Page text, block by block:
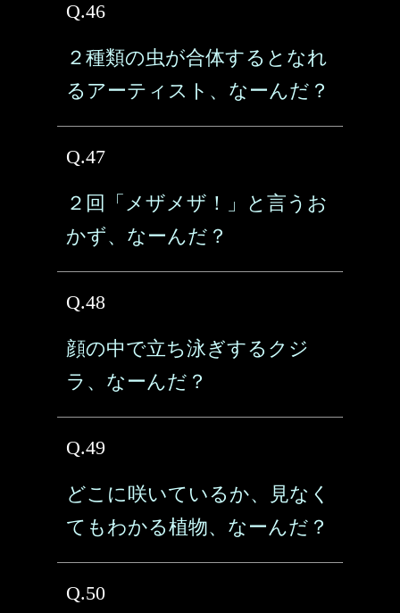
Q.46
２種類の虫が合体するとなれ
るアーティスト、なーんだ？
Q.47
２回「メザメザ！」と言うお
かず、なーんだ？
Q.48
顔の中で立ち泳ぎするクジ
ラ、なーんだ？
Q.49
どこに咲いているか、見なく
てもわかる植物、なーんだ？
Q.50